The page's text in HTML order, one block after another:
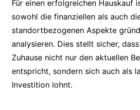
Für einen erfolgreichen Hauskauf
sowohl die finanziellen als auch
standortbezogenen Aspekte
analysieren. Dies stellt sicher,
Zuhause nicht nur den aktuellen
entspricht, sondern sich auch als
Investition lohnt.